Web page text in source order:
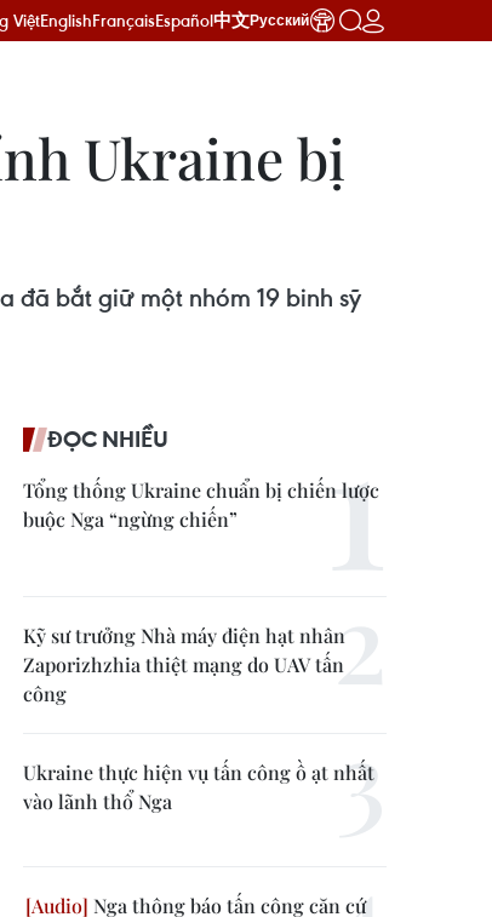
ViệtEnglishFrançaisEspañol中文Русский
Ukraine bị
đã bắt giữ một nhóm 19 binh sỹ
ĐỌC NHIỀU
Tổng thống Ukraine chuẩn bị chiến lược
buộc Nga “ngừng chiến”
Kỹ sư trưởng Nhà máy điện hạt nhân
Zaporizhzhia thiệt mạng do UAV tấn
công
Ukraine thực hiện vụ tấn công ồ ạt nhất
vào lãnh thổ Nga
Nga thông báo tấn công căn cứ